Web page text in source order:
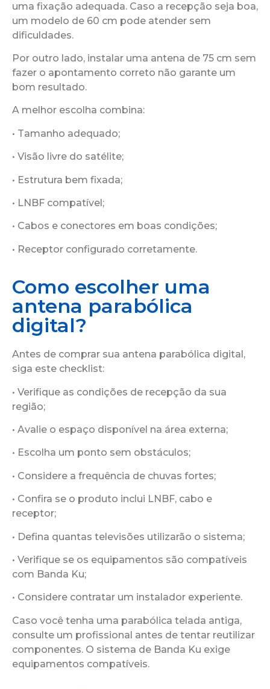
uma fixação adequada. Caso a recepção seja boa,
um modelo de 60 cm pode atender sem
dificuldades.
Por outro lado, instalar uma antena de 75 cm sem
fazer o apontamento correto não garante um
bom resultado.
A melhor escolha combina:
• Tamanho adequado;
• Visão livre do satélite;
• Estrutura bem fixada;
• LNBF compatível;
• Cabos e conectores em boas condições;
• Receptor configurado corretamente.
Como escolher uma
antena parabólica
digital?
Antes de comprar sua antena parabólica digital,
siga este checklist:
• Verifique as condições de recepção da sua
região;
• Avalie o espaço disponível na área externa;
• Escolha um ponto sem obstáculos;
• Considere a frequência de chuvas fortes;
• Confira se o produto inclui LNBF, cabo e
receptor;
• Defina quantas televisões utilizarão o sistema;
• Verifique se os equipamentos são compatíveis
com Banda Ku;
• Considere contratar um instalador experiente.
Caso você tenha uma parabólica telada antiga,
consulte um profissional antes de tentar reutilizar
componentes. O sistema de Banda Ku exige
equipamentos compatíveis.